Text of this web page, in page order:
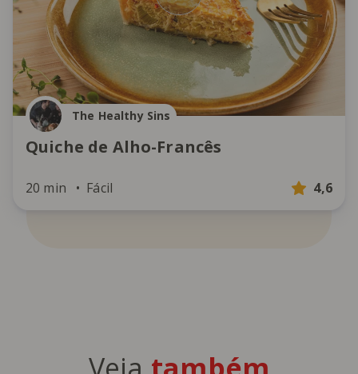
The Healthy Sins
Quiche de Alho-Francês
20 min Fácil 4,6